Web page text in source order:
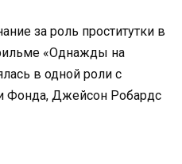
за роль проститутки в
«Однажды на
в одной роли с
Фонда, Джейсон Робардс